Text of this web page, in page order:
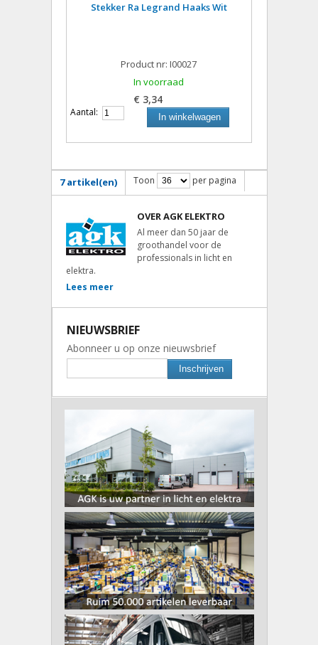
Stekker Ra Legrand Haaks Wit
Product nr: I00027
In voorraad
€ 3,34
Aantal: In winkelwagen
7 artikel(en) Toon per pagina
OVER AGK ELEKTRO
Al meer dan 50 jaar de
groothandel voor de
professionals in licht en
elektra.
Lees meer
NIEUWSBRIEF
Abonneer u op onze nieuwsbrief
Inschrijven